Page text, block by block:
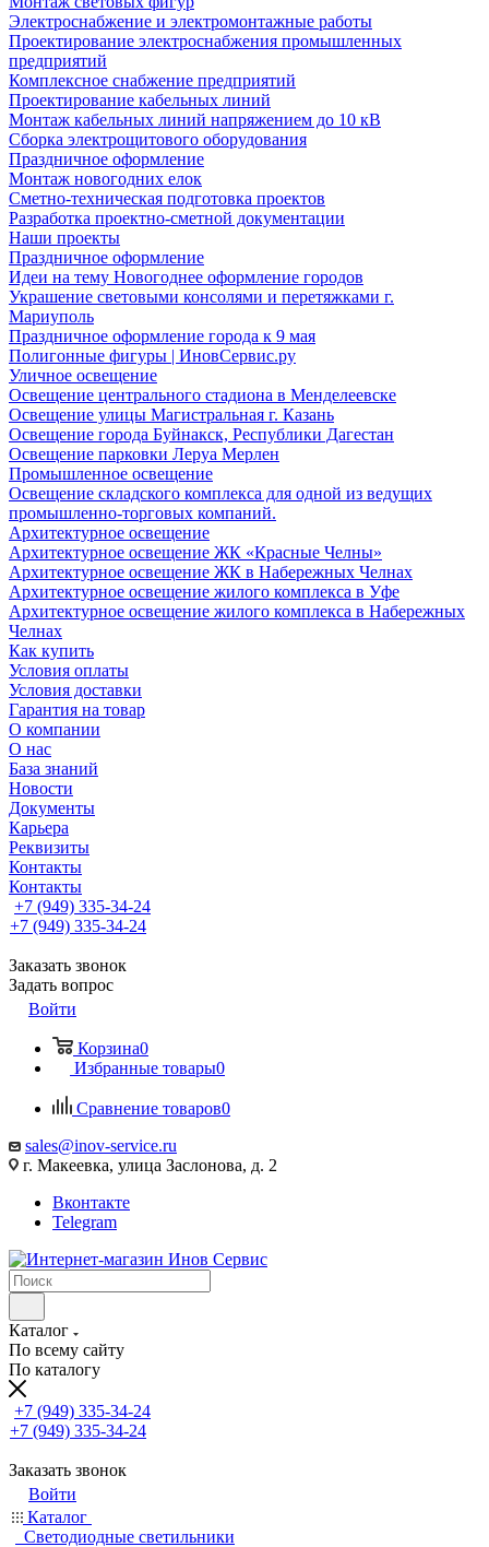
Электроснабжение и электромонтажные работы
Проектирование электроснабжения промышленных
предприятий
Комплексное снабжение предприятий
Проектирование кабельных линий
Монтаж кабельных линий напряжением до 10 кВ
Сборка электрощитового оборудования
Праздничное оформление
Монтаж новогодних елок
Сметно-техническая подготовка проектов
Разработка проектно-сметной документации
Наши проекты
Праздничное оформление
Идеи на тему Новогоднее оформление городов
Украшение световыми консолями и перетяжками г.
Мариуполь
Праздничное оформление города к 9 мая
Полигонные фигуры | ИновСервис.ру
Уличное освещение
Освещение центрального стадиона в Менделеевске
Освещение улицы Магистральная г. Казань
Освещение города Буйнакск, Республики Дагестан
Освещение парковки Леруа Мерлен
Промышленное освещение
Освещение складского комплекса для одной из ведущих
промышленно-торговых компаний.
Архитектурное освещение
Архитектурное освещение ЖК «Красные Челны»
Архитектурное освещение ЖК в Набережных Челнах
Архитектурное освещение жилого комплекса в Уфе
Архитектурное освещение жилого комплекса в Набережных
Челнах
Как купить
Условия оплаты
Условия доставки
Гарантия на товар
О компании
О нас
База знаний
Новости
Документы
Карьера
Реквизиты
Контакты
Контакты
+7 (949) 335-34-24
+7 (949) 335-34-24
Заказать звонок
Задать вопрос
Войти
Корзина0
Избранные товары0
Сравнение товаров0
sales@inov-service.ru
г. Макеевка, улица Заслонова, д. 2
Вконтакте
Telegram
Каталог
По всему сайту
По каталогу
+7 (949) 335-34-24
+7 (949) 335-34-24
Заказать звонок
Войти
Каталог
Светодиодные светильники